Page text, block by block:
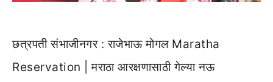
छत्रपती संभाजीनगर : राजेभाऊ मोगल Maratha
Reservation | मराठा आरक्षणासाठी गेल्या नऊ